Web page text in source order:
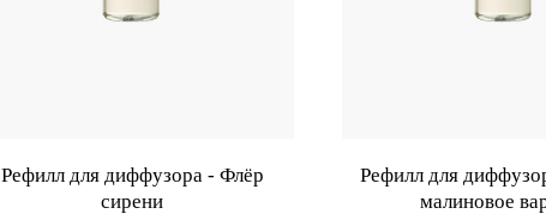
Рефилл для диффузора - Флёр
сирени
Рефилл для
малиновое